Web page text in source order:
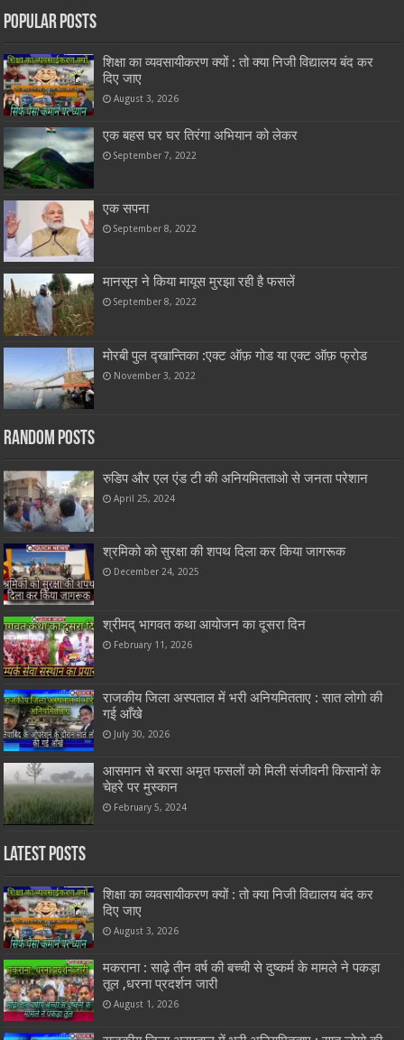
Popular Posts
शिक्षा का व्यवसायीकरण क्यों : तो क्या निजी विद्यालय बंद कर
दिए जाए
August 3, 2026
एक बहस घर घर तिरंगा अभियान को लेकर
September 7, 2022
एक सपना
September 8, 2022
मानसून ने किया मायूस मुरझा रही है फसलें
September 8, 2022
मोरबी पुल द्खान्तिका :एक्ट ऑफ़ गोड या एक्ट ऑफ़ फ्रोड
November 3, 2022
Random Posts
रुडिप और एल एंड टी की अनियमितताओ से जनता परेशान
April 25, 2024
श्रमिको को सुरक्षा की शपथ दिला कर किया जागरूक
December 24, 2025
श्रीमद् भागवत कथा आयोजन का दूसरा दिन
February 11, 2026
राजकीय जिला अस्पताल में भरी अनियमितताए : सात लोगो की
गई आँखे
July 30, 2026
आसमान से बरसा अमृत फसलों को मिली संजीवनी किसानों के
चेहरे पर मुस्कान
February 5, 2024
Latest Posts
शिक्षा का व्यवसायीकरण क्यों : तो क्या निजी विद्यालय बंद कर
दिए जाए
August 3, 2026
मकराना : साढ़े तीन वर्ष की बच्ची से दुष्कर्म के मामले ने पकड़ा
तूल ,धरना प्रदर्शन जारी
August 1, 2026